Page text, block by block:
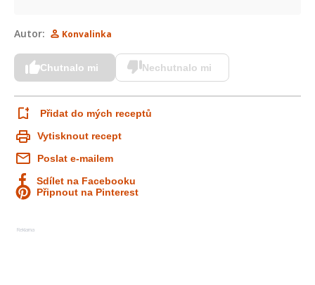
Autor: Konvalinka
Chutnalo mi Nechutnalo mi
Přidat do mých receptů
Vytisknout recept
Poslat e-mailem
Sdílet na Facebooku
Připnout na Pinterest
Reklama